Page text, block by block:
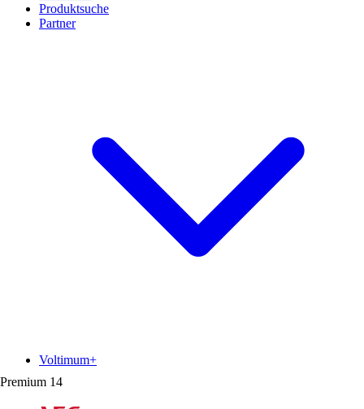
Produktsuche
Partner
Premium 14
Voltimum+